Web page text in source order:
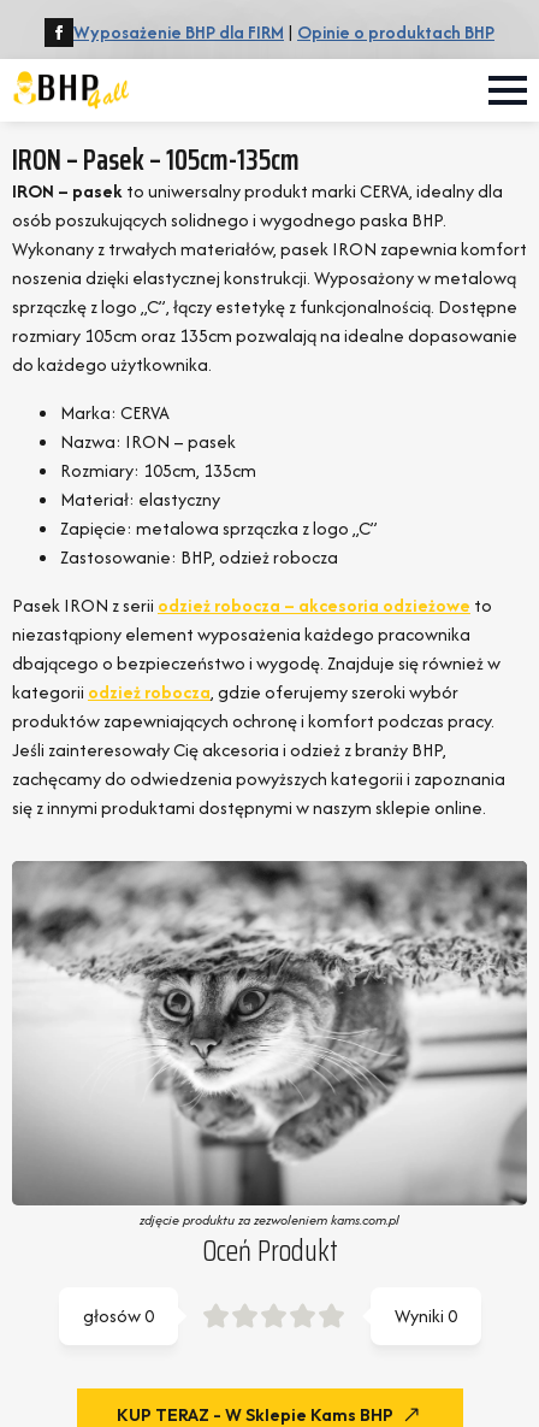
Wyposażenie BHP dla FIRM | Opinie o produktach BHP
IRON – Pasek – 105cm-135cm
IRON – pasekto uniwersalny produkt marki CERVA, idealny dla
osób poszukujących solidnego i wygodnego paska BHP.
Wykonany z trwałych materiałów, pasek IRON zapewnia komfort
noszenia dzięki elastycznej konstrukcji. Wyposażony w metalową
sprzączkę z logo „C”, łączy estetykę z funkcjonalnością. Dostępne
rozmiary 105cm oraz 135cm pozwalają na idealne dopasowanie
do każdego użytkownika.
Marka: CERVA
Nazwa: IRON – pasek
Rozmiary: 105cm, 135cm
Materiał: elastyczny
Zapięcie: metalowa sprzączka z logo „C”
Zastosowanie: BHP, odzież robocza
Pasek IRON z serii odzież robocza – akcesoria odzieżowe to
niezastąpiony element wyposażenia każdego pracownika
dbającego o bezpieczeństwo i wygodę. Znajduje się również w
kategorii odzież robocza, gdzie oferujemy szeroki wybór
produktów zapewniających ochronę i komfort podczas pracy.
Jeśli zainteresowały Cię akcesoria i odzież z branży BHP,
zachęcamy do odwiedzenia powyższych kategorii i zapoznania
się z innymi produktami dostępnymi w naszym sklepie online.
zdjęcie produktu za zezwoleniem kams.com.pl
Oceń Produkt
Wyniki0
głosów0
KUP TERAZ - W Sklepie Kams BHP